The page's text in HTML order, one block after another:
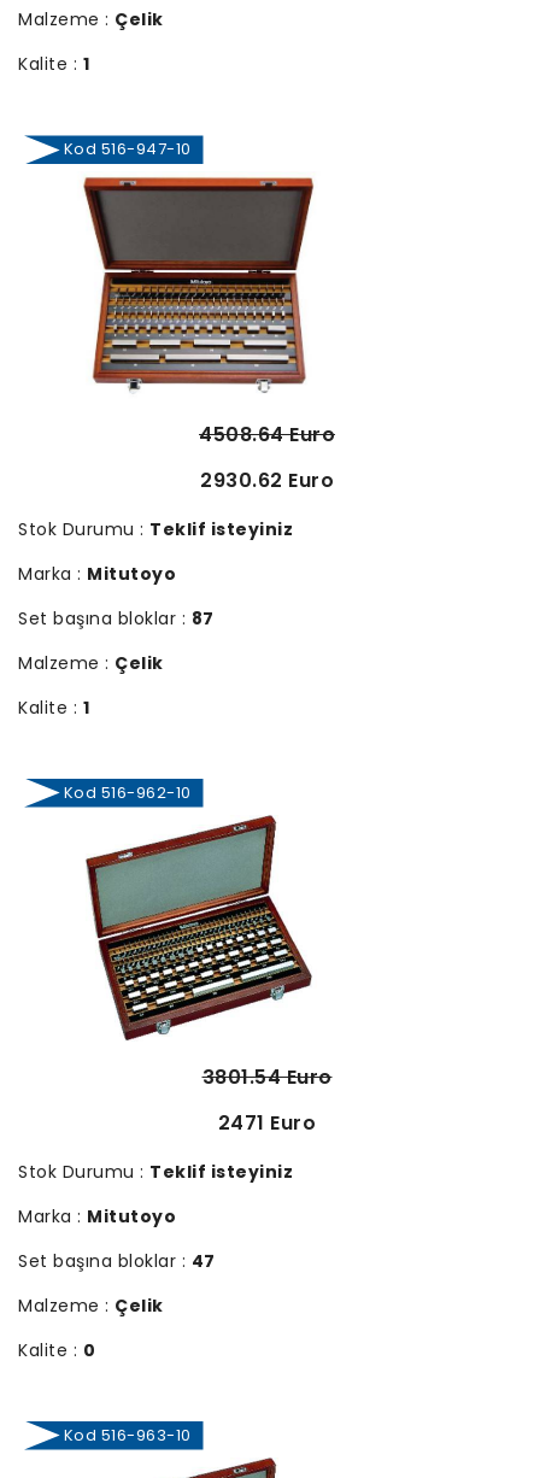
Malzeme : Çelik
Kalite : 1
Kod 516-947-10
4508.64 Euro
2930.62 Euro
Stok Durumu : Teklif isteyiniz
Marka : Mitutoyo
Set başına bloklar : 87
Malzeme : Çelik
Kalite : 1
Kod 516-962-10
3801.54 Euro
2471 Euro
Stok Durumu : Teklif isteyiniz
Marka : Mitutoyo
Set başına bloklar : 47
Malzeme : Çelik
Kalite : 0
Kod 516-963-10